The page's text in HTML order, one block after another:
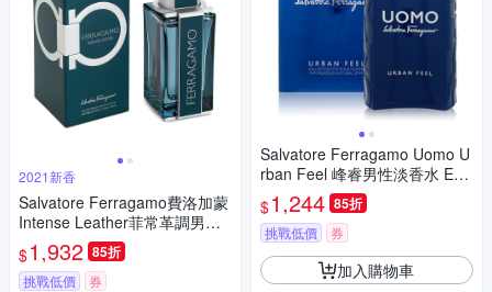
2021新香
Salvatore Ferragamo費洛加蒙
Intense Leather菲常革調男性
淡香精 100ml
$1,932 85折
挑戰低價 券
Salvatore Ferragamo Uomo U
rban Feel 峰睿男性淡香水 EDT
100ml (平行輸入)
$1,244 85折
挑戰低價 券
加入購物車